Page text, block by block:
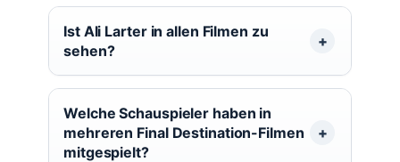
Ist Ali Larter in allen Filmen zu
sehen?
Welche Schauspieler haben in
mehreren Final Destination-Filmen
mitgespielt?